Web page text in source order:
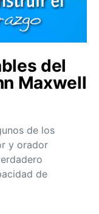
del
Maxwell
de los
y orador
de